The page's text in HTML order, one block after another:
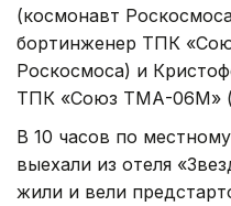
(космонавт
бортинженер ТПК
Роскосмоса) и
ТПК «Союз ТМА-06М»
В 10 часов по
выехали из отеля
жили и вели